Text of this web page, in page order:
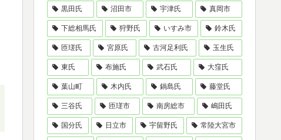
黒田氏 沼田市 宇津氏 真岡市
下総相馬氏 狩野氏 いすみ市 鈴木氏
匝瑳氏 宮原氏 古河足利氏 玉生氏
東氏 布施氏 武石氏 大窪氏
葉山町 木内氏 鍋島氏 藤堂氏
三谷氏 匝瑳市 南房総市 嶋田氏
国分氏 日立市 宇留野氏 常陸大宮市